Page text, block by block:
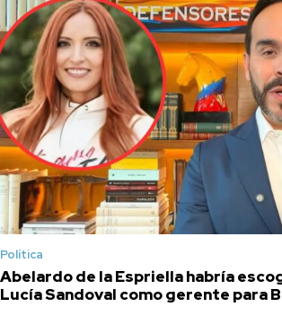
Política
Abelardo de la Espriella habría
Lucía Sandoval como gerente para